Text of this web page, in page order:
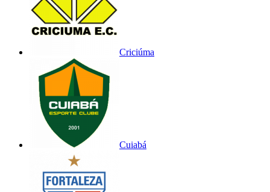
Criciúma
Cuiabá